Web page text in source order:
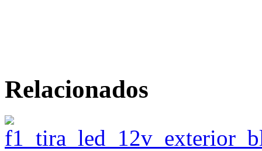
Relacionados